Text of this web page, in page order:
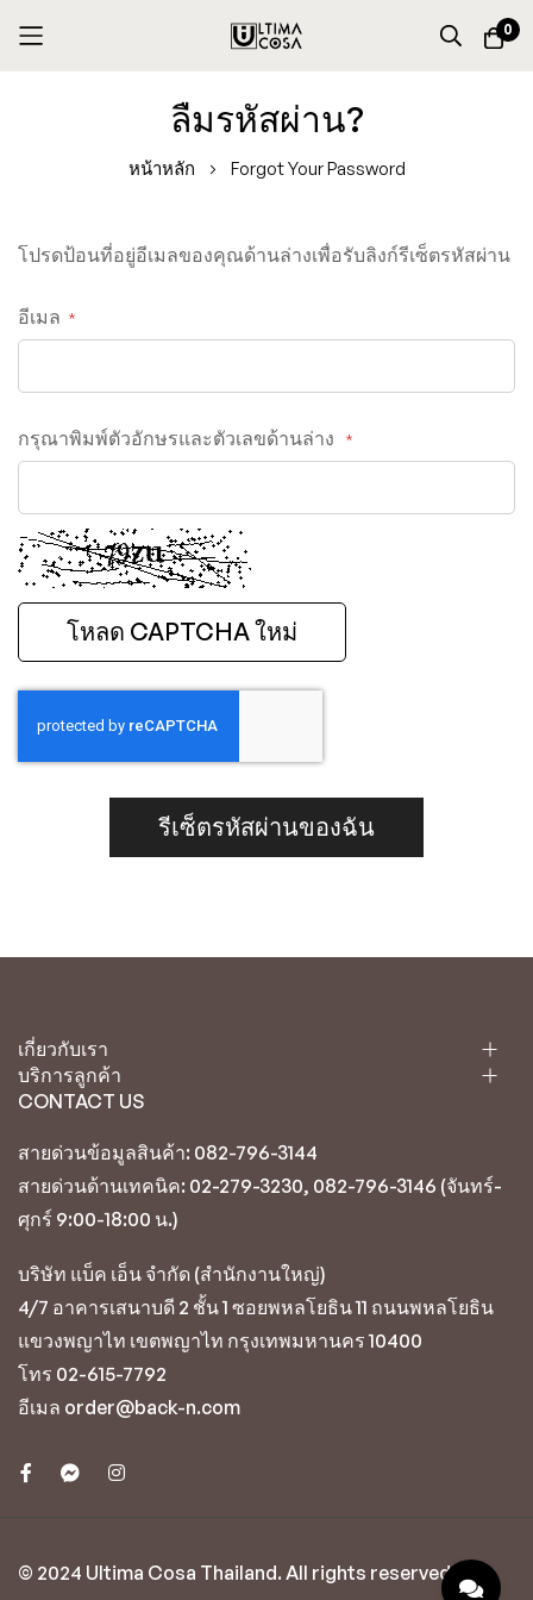
0
ลืมรหัสผ่าน?
หน้าหลัก Forgot Your Password
โปรดป้อนที่อยู่อีเมลของคุณด้านล่างเพื่อรับลิงก์รีเซ็ตรหัสผ่าน
อีเมล
กรุณาพิมพ์ตัวอักษรและตัวเลขด้านล่าง
โหลด CAPTCHA ใหม่
รีเซ็ตรหัสผ่านของฉัน
เกี่ยวกับเรา
บริการลูกค้า
CONTACT US
สายด่วนข้อมูลสินค้า: 082-796-3144
สายด่วนด้านเทคนิค: 02-279-3230, 082-796-3146 (จันทร์-
ศุกร์ 9:00-18:00 น.)
บริษัท แบ็ค เอ็น จำกัด (สำนักงานใหญ่)
4/7 อาคารเสนาบดี 2 ชั้น 1 ซอยพหลโยธิน 11 ถนนพหลโยธิน
แขวงพญาไท เขตพญาไท กรุงเทพมหานคร 10400
โทร 02-615-7792
อีเมล order@back-n.com
© 2024 Ultima Cosa Thailand. All rights reserved.